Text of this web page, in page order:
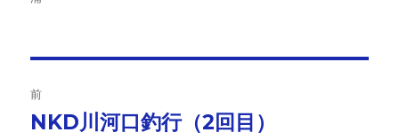
稿
前
前
NKD川河口釣行（2回目）